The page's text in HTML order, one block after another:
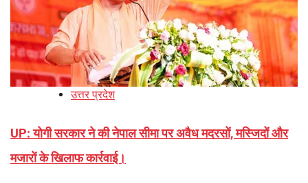
उत्तर प्रदेश
UP: योगी सरकार ने की नेपाल सीमा पर अवैध मदरसों, मस्जिदों और
मजारों के खिलाफ कार्रवाई।